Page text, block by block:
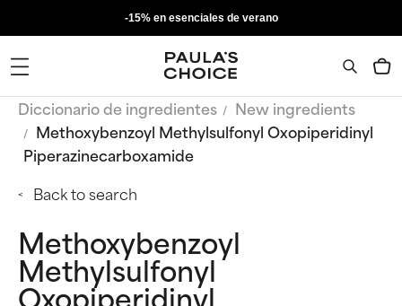
-15% en esenciales de verano
Diccionario de ingredientes
New ingredients
Methoxybenzoyl Methylsulfonyl Oxopiperidinyl
Piperazinecarboxamide
Back to search
Methoxybenzoyl
Methylsulfonyl
Oxopiperidinyl